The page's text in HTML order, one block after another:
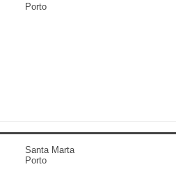
Porto
Santa Marta
Porto